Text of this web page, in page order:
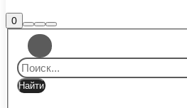
0Боковая
панель
магазина
Найти
Больше
информации
Главное
меню